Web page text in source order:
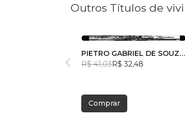
Outros Títulos de vivi
PIETRO GABRIEL DE SOUZA
ARAUJO
R$ 41,03R$ 32,48
Comprar